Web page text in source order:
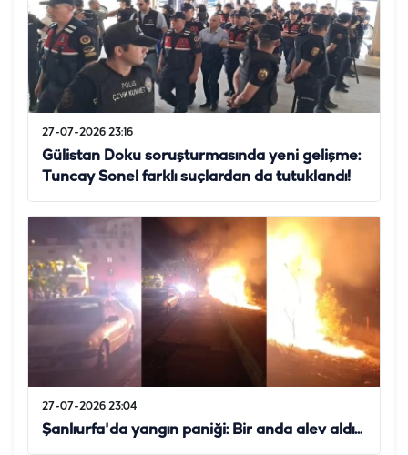
27-07-2026 23:16
Gülistan Doku soruşturmasında yeni gelişme:
Tuncay Sonel farklı suçlardan da tutuklandı!
27-07-2026 23:04
Şanlıurfa'da yangın paniği: Bir anda alev aldı...